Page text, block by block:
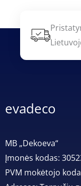
evadeco
MB „Dekoeva“
Įmonės kodas:
PVM mokėtojo